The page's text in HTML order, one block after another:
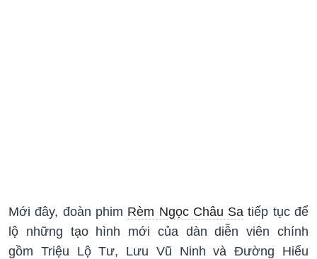
Mới đây, đoàn phim Rèm Ngọc Châu Sa tiếp tục để
lộ những tạo hình mới của dàn diễn viên chính
gồm Triệu Lộ Tư, Lưu Vũ Ninh và Đường Hiểu